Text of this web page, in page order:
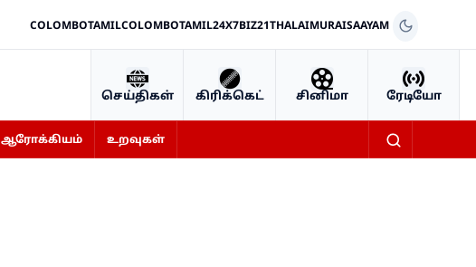
COLOMBOTAMILCOLOMBOTAMIL24X7BIZ21THALAIMURAISAAYAM
செய்திகள் கிரிக்கெட் சினிமா ரேடியோ
ஆரோக்கியம் உறவுகள்